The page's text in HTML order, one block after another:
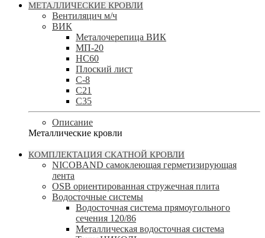
МЕТАЛЛИЧЕСКИЕ КРОВЛИ
Вентиляцич м/ч
ВИК
Металочерепица ВИК
МП-20
НС60
Плоский лист
С-8
С21
С35
Описание
Металлические кровли
КОМПЛЕКТАЦИЯ СКАТНОЙ КРОВЛИ
NICOBAND cамоклеющая герметизирующая
лента
OSB ориентированная стружечная плита
Водосточные системы
Водосточная система прямоугольного
сечения 120/86
Металлическая водосточная система